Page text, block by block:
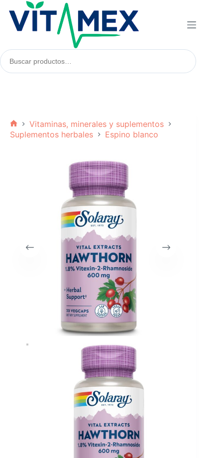
contenido
Buscar
productos:
Inicio
Vitaminas, minerales y suplementos
Suplementos herbales
Espino blanco